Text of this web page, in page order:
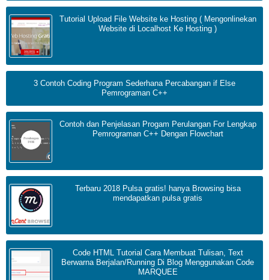
Tutorial Upload File Website ke Hosting ( Mengonlinekan
Website di Localhost Ke Hosting )
3 Contoh Coding Program Sederhana Percabangan if Else
Pemrograman C++
Contoh dan Penjelasan Progam Perulangan For Lengkap
Pemrograman C++ Dengan Flowchart
Terbaru 2018 Pulsa gratis! hanya Browsing bisa
mendapatkan pulsa gratis
Code HTML Tutorial Cara Membuat Tulisan, Text
Berwarna Berjalan/Running Di Blog Menggunakan Code
MARQUEE